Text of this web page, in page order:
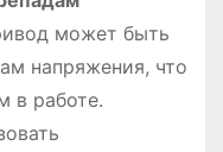
может быть
напряжения, что
в работе.